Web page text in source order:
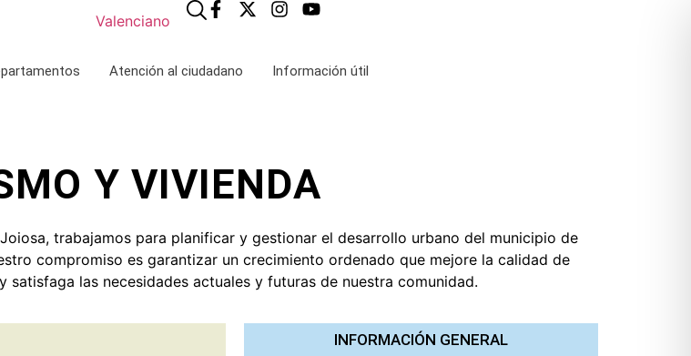
Valenciano
Atención al ciudadano Información útil
Y VIVIENDA
trabajamos para planificar y gestionar el desarrollo urbano del municipio de
compromiso es garantizar un crecimiento ordenado que mejore la calidad de
las necesidades actuales y futuras de nuestra comunidad.
INFORMACIÓN GENERAL